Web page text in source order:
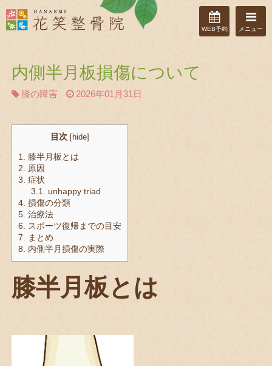
WEB予約 メニュー
内側半月板損傷について
膝の障害 2026年01月31日
目次 [hide]
1. 膝半月板とは
2. 原因
3. 症状
3.1. unhappy triad
4. 損傷の分類
5. 治療法
6. スポーツ復帰までの目安
7. まとめ
8. 内側半月損傷の実際
膝半月板とは